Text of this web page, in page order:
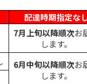
配達時期指定な
7月上旬以降順次お
します。
6月中旬以降順次お
します。